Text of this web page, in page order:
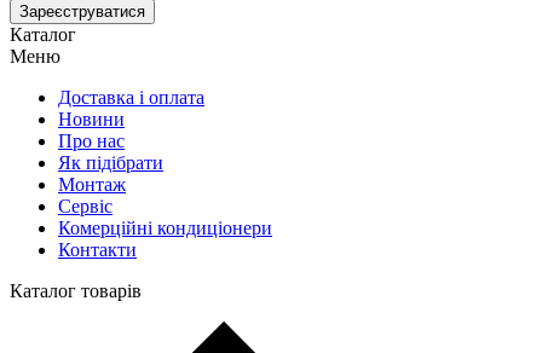
Зареєструватися
Каталог
Меню
Доставка і оплата
Новини
Про нас
Як підібрати
Монтаж
Сервіс
Комерційні кондиціонери
Контакти
Каталог товарів